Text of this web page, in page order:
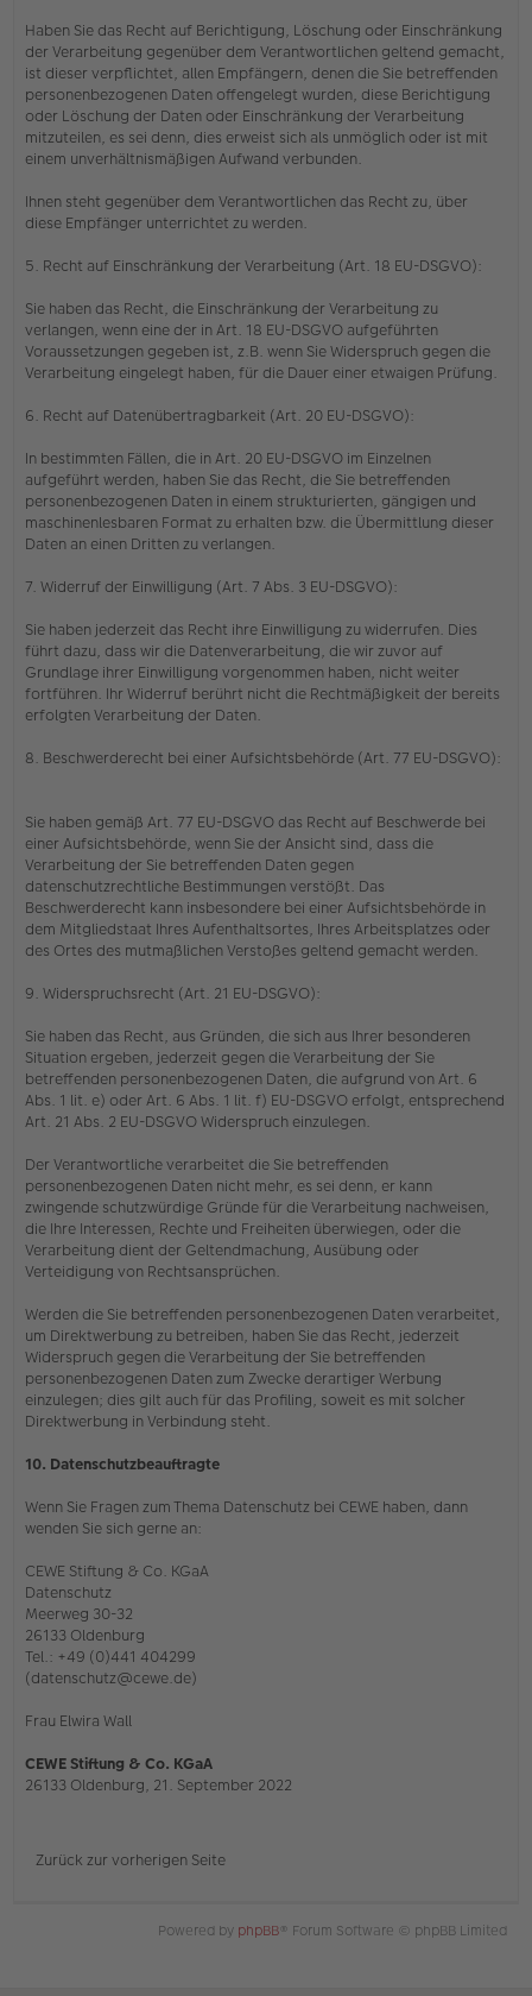
Haben Sie das Recht auf Berichtigung, Löschung oder Einschränkung
der Verarbeitung gegenüber dem Verantwortlichen geltend gemacht,
ist dieser verpflichtet, allen Empfängern, denen die Sie betreffenden
personenbezogenen Daten offengelegt wurden, diese Berichtigung
oder Löschung der Daten oder Einschränkung der Verarbeitung
mitzuteilen, es sei denn, dies erweist sich als unmöglich oder ist mit
einem unverhältnismäßigen Aufwand verbunden.
Ihnen steht gegenüber dem Verantwortlichen das Recht zu, über
diese Empfänger unterrichtet zu werden.
5. Recht auf Einschränkung der Verarbeitung (Art. 18 EU-DSGVO):
Sie haben das Recht, die Einschränkung der Verarbeitung zu
verlangen, wenn eine der in Art. 18 EU-DSGVO aufgeführten
Voraussetzungen gegeben ist, z.B. wenn Sie Widerspruch gegen die
Verarbeitung eingelegt haben, für die Dauer einer etwaigen Prüfung.
6. Recht auf Datenübertragbarkeit (Art. 20 EU-DSGVO):
In bestimmten Fällen, die in Art. 20 EU-DSGVO im Einzelnen
aufgeführt werden, haben Sie das Recht, die Sie betreffenden
personenbezogenen Daten in einem strukturierten, gängigen und
maschinenlesbaren Format zu erhalten bzw. die Übermittlung dieser
Daten an einen Dritten zu verlangen.
7. Widerruf der Einwilligung (Art. 7 Abs. 3 EU-DSGVO):
Sie haben jederzeit das Recht ihre Einwilligung zu widerrufen. Dies
führt dazu, dass wir die Datenverarbeitung, die wir zuvor auf
Grundlage ihrer Einwilligung vorgenommen haben, nicht weiter
fortführen. Ihr Widerruf berührt nicht die Rechtmäßigkeit der bereits
erfolgten Verarbeitung der Daten.
8. Beschwerderecht bei einer Aufsichtsbehörde (Art. 77 EU-DSGVO):
Sie haben gemäß Art. 77 EU-DSGVO das Recht auf Beschwerde bei
einer Aufsichtsbehörde, wenn Sie der Ansicht sind, dass die
Verarbeitung der Sie betreffenden Daten gegen
datenschutzrechtliche Bestimmungen verstößt. Das
Beschwerderecht kann insbesondere bei einer Aufsichtsbehörde in
dem Mitgliedstaat Ihres Aufenthaltsortes, Ihres Arbeitsplatzes oder
des Ortes des mutmaßlichen Verstoßes geltend gemacht werden.
9. Widerspruchsrecht (Art. 21 EU-DSGVO):
Sie haben das Recht, aus Gründen, die sich aus Ihrer besonderen
Situation ergeben, jederzeit gegen die Verarbeitung der Sie
betreffenden personenbezogenen Daten, die aufgrund von Art. 6
Abs. 1 lit. e) oder Art. 6 Abs. 1 lit. f) EU-DSGVO erfolgt, entsprechend
Art. 21 Abs. 2 EU-DSGVO Widerspruch einzulegen.
Der Verantwortliche verarbeitet die Sie betreffenden
personenbezogenen Daten nicht mehr, es sei denn, er kann
zwingende schutzwürdige Gründe für die Verarbeitung nachweisen,
die Ihre Interessen, Rechte und Freiheiten überwiegen, oder die
Verarbeitung dient der Geltendmachung, Ausübung oder
Verteidigung von Rechtsansprüchen.
Werden die Sie betreffenden personenbezogenen Daten verarbeitet,
um Direktwerbung zu betreiben, haben Sie das Recht, jederzeit
Widerspruch gegen die Verarbeitung der Sie betreffenden
personenbezogenen Daten zum Zwecke derartiger Werbung
einzulegen; dies gilt auch für das Profiling, soweit es mit solcher
Direktwerbung in Verbindung steht.
10. Datenschutzbeauftragte
Wenn Sie Fragen zum Thema Datenschutz bei CEWE haben, dann
wenden Sie sich gerne an:
CEWE Stiftung & Co. KGaA
Datenschutz
Meerweg 30-32
26133 Oldenburg
Tel.: +49 (0)441 404299
(datenschutz@cewe.de)
Frau Elwira Wall
CEWE Stiftung & Co. KGaA
26133 Oldenburg, 21. September 2022
Zurück zur vorherigen Seite
Powered by phpBB® Forum Software © phpBB Limited